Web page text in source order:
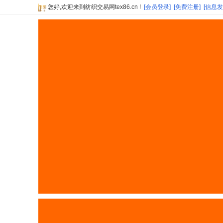
您好,欢迎来到纺织交易网tex86.cn ! [会员登录] [免费注册] [信息